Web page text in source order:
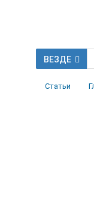
ВЕЗДЕ
Статьи